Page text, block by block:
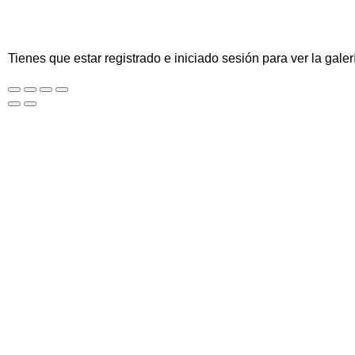
Tienes que estar registrado e iniciado sesión para ver la